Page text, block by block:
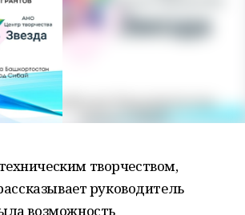
творчеством,
руководитель
возможность